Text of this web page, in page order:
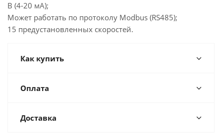
В (4-20 мА);
Может работать по протоколу Modbus (RS485);
15 предустановленных скоростей.
Как купить
Оплата
Доставка